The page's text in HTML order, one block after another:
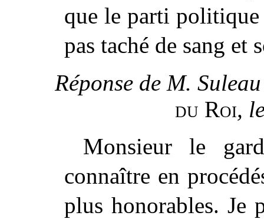
que le parti
pas taché de sang et
Réponse de M.
du Roi,
Monsieur le
connaître en
plus honorables. Je